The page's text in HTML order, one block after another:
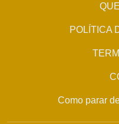
POLÍTICA
Como parar